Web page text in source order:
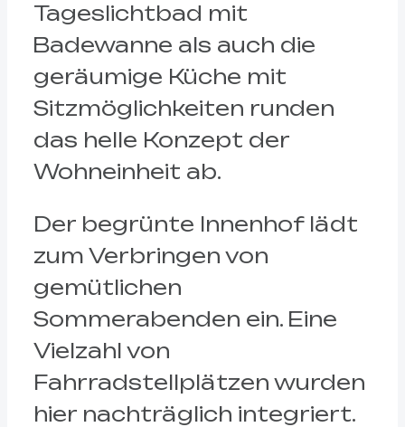
Tageslichtbad mit
Badewanne als auch die
geräumige Küche mit
Sitzmöglichkeiten runden
das helle Konzept der
Wohneinheit ab.
Der begrünte Innenhof lädt
zum Verbringen von
gemütlichen
Sommerabenden ein. Eine
Vielzahl von
Fahrradstellplätzen wurden
hier nachträglich integriert.